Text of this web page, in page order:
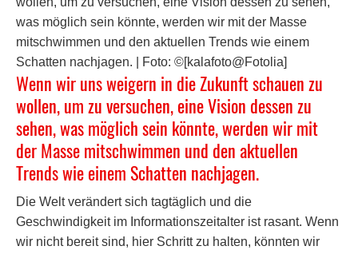
Wenn wir uns weigern in die Zukunft schauen zu
wollen, um zu versuchen, eine Vision dessen zu
sehen, was möglich sein könnte, werden wir mit
der Masse mitschwimmen und den aktuellen
Trends wie einem Schatten nachjagen.
Die Welt verändert sich tagtäglich und die
Geschwindigkeit im Informationszeitalter ist rasant. Wenn
wir nicht bereit sind, hier Schritt zu halten, könnten wir